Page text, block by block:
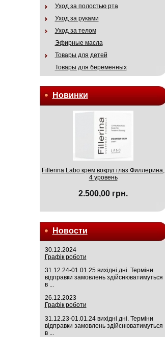
Уход за полостью рта
Уход за руками
Уход за телом
Эфирные масла
Товары для детей
Товары для беременных
Новинки
Fillerina Labo крем вокруг глаз Филлерина,
4 уровень
2.500,00 грн.
Новости
30.12.2024
Графік роботи
31.12.24-01.01.25 вихідні дні. Терміни
відправки замовлень здійснюватимуться
в ...
26.12.2023
Графік роботи
31.12.23-01.01.24 вихідні дні. Терміни
відправки замовлень здійснюватимуться
в ...